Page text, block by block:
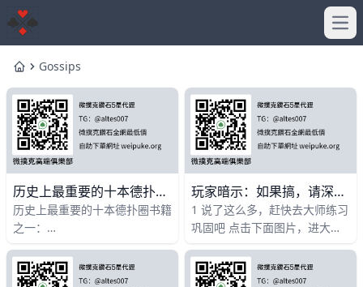
HomeGossips
历史上最重要的十本德扑圈书籍之二
历史上最重要的十本德扑圈书籍
之一：
第五名 征服低级别限注扑克 作
者： Lee Jon
玩家暗示：如果搞，请深搞，不要只打一点点，不差钱！
1 说了这么多，赶快去大师练习
巩固吧 点击下面图片，进大师
疯狂流行于互联网圈，马化腾、
胡彦斌、保剑锋等各路大佬名人